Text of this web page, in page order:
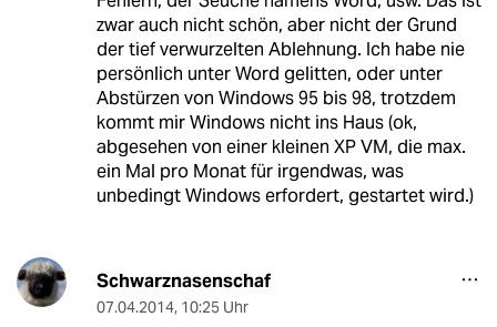
zwar auch nicht schön, aber nicht der Grund
der tief verwurzelten Ablehnung. Ich habe nie
persönlich unter Word gelitten, oder unter
Abstürzen von Windows 95 bis 98, trotzdem
kommt mir Windows nicht ins Haus (ok,
abgesehen von einer kleinen XP VM, die max.
ein Mal pro Monat für irgendwas, was
unbedingt Windows erfordert, gestartet wird.)
Schwarznasenschaf
07.04.2014, 10:25 Uhr